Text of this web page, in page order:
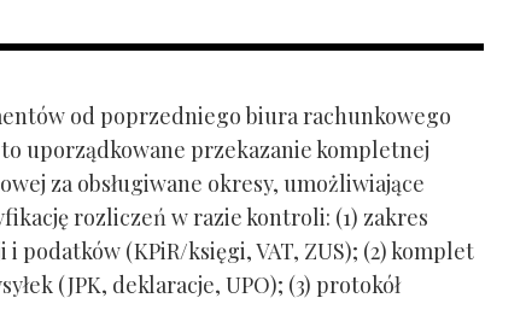
od poprzedniego biura rachunkowego
uporządkowane przekazanie kompletnej
za obsługiwane okresy, umożliwiające
rozliczeń w razie kontroli: (1) zakres
podatków (KPiR/księgi, VAT, ZUS); (2) komplet
(JPK, deklaracje, UPO); (3) protokół